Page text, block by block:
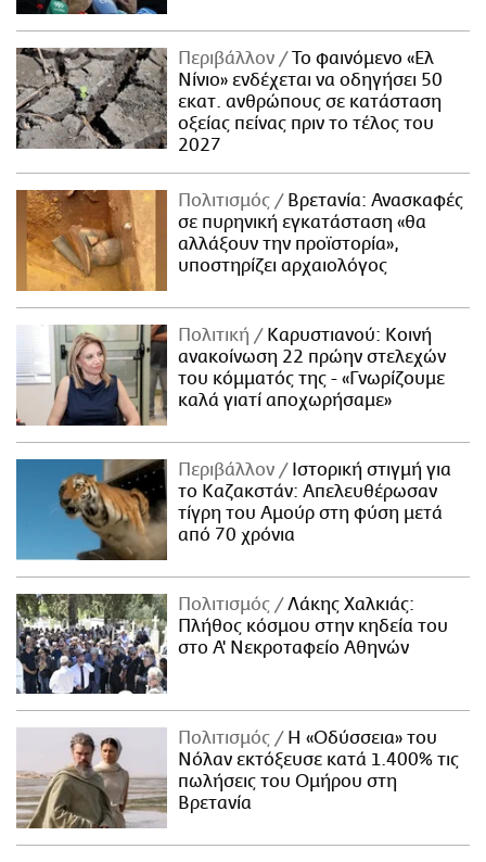
Περιβάλλον
Το φαινόμενο «Ελ
Νίνιο» ενδέχεται να οδηγήσει 50
εκατ. ανθρώπους σε κατάσταση
οξείας πείνας πριν το τέλος του
2027
Πολιτισμός
Βρετανία: Ανασκαφές
σε πυρηνική εγκατάσταση «θα
αλλάξουν την προϊστορία»,
υποστηρίζει αρχαιολόγος
Πολιτική
Καρυστιανού: Κοινή
ανακοίνωση 22 πρώην στελεχών
του κόμματός της - «Γνωρίζουμε
καλά γιατί αποχωρήσαμε»
Περιβάλλον
Ιστορική στιγμή για
το Καζακστάν: Απελευθέρωσαν
τίγρη του Αμούρ στη φύση μετά
από 70 χρόνια
Πολιτισμός
Λάκης Χαλκιάς:
Πλήθος κόσμου στην κηδεία του
στο Α' Νεκροταφείο Αθηνών
Πολιτισμός
Η «Οδύσσεια» του
Νόλαν εκτόξευσε κατά 1.400% τις
πωλήσεις του Ομήρου στη
Βρετανία